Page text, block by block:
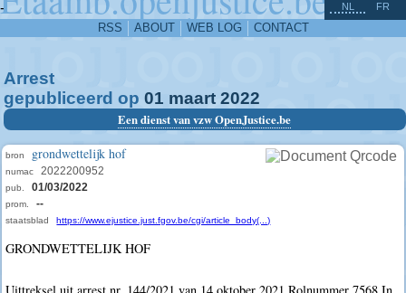
-
RSS ABOUT WEB LOG CONTACT
NL FR
Arrest
gepubliceerd op 01 maart 2022
Een dienst van vzw OpenJustice.be
bron grondwettelijk hof
numac 2022200952
pub. 01/03/2022
prom. --
staatsblad https://www.ejustice.just.fgov.be/cgi/article_body(...)
GRONDWETTELIJK HOF
^